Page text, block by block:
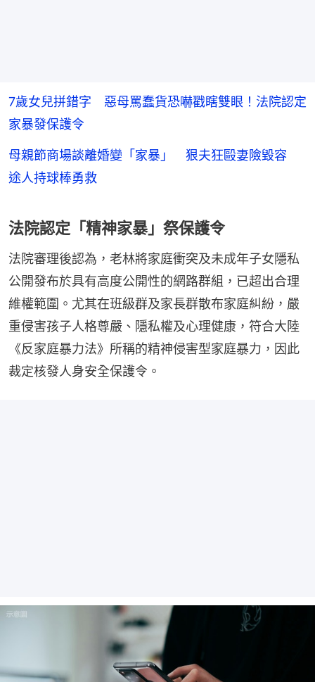
7歲女兒拼錯字 惡母罵蠢貨恐嚇戳瞎雙眼！法院認定
家暴發保護令
母親節商場談離婚變「家暴」 狠夫狂毆妻險毀容
途人持球棒勇救
法院認定「精神家暴」祭保護令
法院審理後認為，老林將家庭衝突及未成年子女隱私
公開發布於具有高度公開性的網路群組，已超出合理
維權範圍。尤其在班級群及家長群散布家庭糾紛，嚴
重侵害孩子人格尊嚴、隱私權及心理健康，符合大陸
《反家庭暴力法》所稱的精神侵害型家庭暴力，因此
裁定核發人身安全保護令。